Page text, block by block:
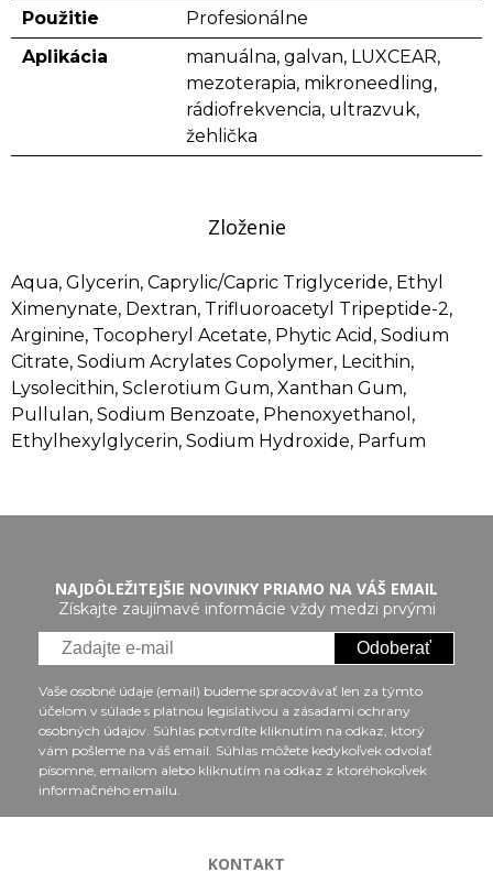
Použitie
Profesionálne
Aplikácia
manuálna, galvan, LUXCEAR,
mezoterapia, mikroneedling,
rádiofrekvencia, ultrazvuk,
žehlička
Zloženie
Aqua, Glycerin, Caprylic/Capric Triglyceride, Ethyl
Ximenynate, Dextran, Trifluoroacetyl Tripeptide-2,
Arginine, Tocopheryl Acetate, Phytic Acid, Sodium
Citrate, Sodium Acrylates Copolymer, Lecithin,
Lysolecithin, Sclerotium Gum, Xanthan Gum,
Pullulan, Sodium Benzoate, Phenoxyethanol,
Ethylhexylglycerin, Sodium Hydroxide, Parfum
NAJDÔLEŽITEJŠIE NOVINKY PRIAMO NA VÁŠ EMAIL
Získajte zaujímavé informácie vždy medzi prvými
Odoberať
Vaše osobné údaje (email) budeme spracovávať len za týmto
účelom v súlade s platnou legislatívou a zásadami ochrany
osobných údajov. Súhlas potvrdíte kliknutím na odkaz, ktorý
vám pošleme na váš email. Súhlas môžete kedykoľvek odvolať
písomne, emailom alebo kliknutím na odkaz z ktoréhokoľvek
informačného emailu.
KONTAKT